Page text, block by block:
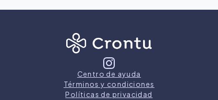
Centro de ayuda
Términos y condiciones
Políticas de privacidad